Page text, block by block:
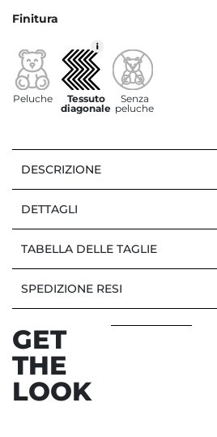
Finitura
Peluche
Tessuto
diagonale
Senza
peluche
DESCRIZIONE
DETTAGLI
TABELLA DELLE TAGLIE
SPEDIZIONE RESI
GET
THE
LOOK